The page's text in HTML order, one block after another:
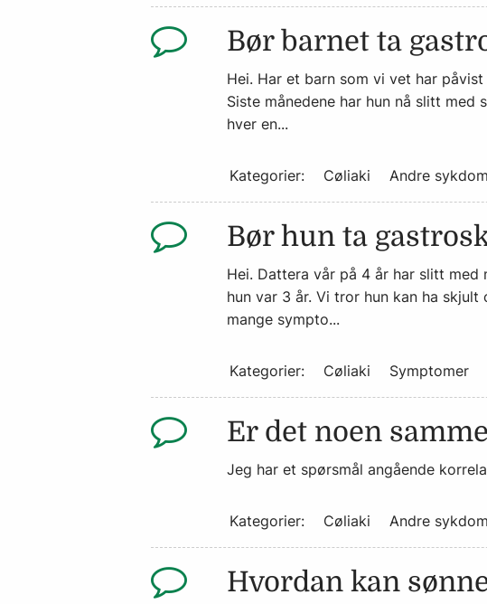
Bør barnet ta
Hei. Har et barn som vi vet har
Siste månedene har hun nå slitt
hver en...
Kategorier: Cøliaki Andre
Bør hun ta
Hei. Dattera vår på 4 år har slitt
hun var 3 år. Vi tror hun kan ha
mange sympto...
Kategorier: Cøliaki Symptomer
Er det noen
Jeg har et spørsmål angående
Kategorier: Cøliaki Andre
Hvordan kan